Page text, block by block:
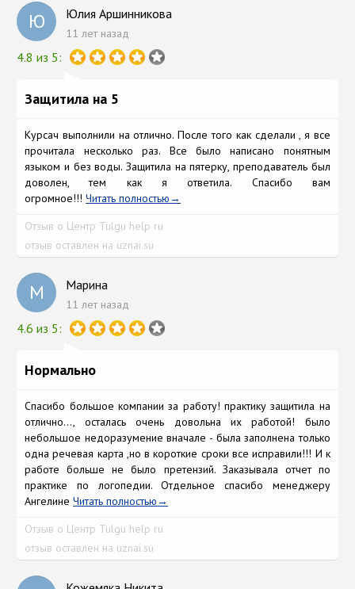
Ю Юлия Аршинникова
11 лет назад
4.8 из 5:
Защитила на 5
Курсач выполнили на отлично. После того как сделали , я все
прочитала несколько раз. Все было написано понятным
языком и без воды. Защитила на пятерку, преподаватель был
доволен, тем как я ответила. Спасибо вам
огромное!!!Читать полностью
Отзыв о Центр Tulgu help ru
отзыв оставлен на uznai.su
М Марина
11 лет назад
4.6 из 5:
Нормально
Cпасибо большое компании за работу! практику защитила на
отлично..., осталась очень довольна их работой! было
небольшое недоразумение вначале - была заполнена только
одна речевая карта ,но в короткие сроки все исправили!!! И к
работе больше не было претензий. Заказывала отчет по
практике по логопедии. Отдельное спасибо менеджеру
АнгелинеЧитать полностью
Отзыв о Центр Tulgu help ru
отзыв оставлен на uznai.su